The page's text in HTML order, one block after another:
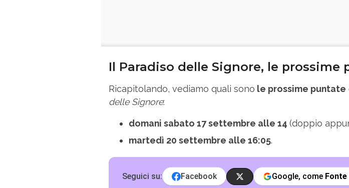
Il Paradiso delle Signore, le prossime
Ricapitolando, vediamo quali sono le prossime puntate
delle Signore:
domani sabato 17 settembre alle 14 (doppio
martedì 20 settembre alle 16:05.
Seguici su: Facebook Google, come